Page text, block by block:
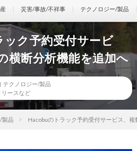
災害/事故/不祥事 テクノロジー/製品
ク予約受付サービ
横断分析機能を追加へ
テクノロジー/製品
リースなど
製品 Hacobuのトラック予約受付サービス、